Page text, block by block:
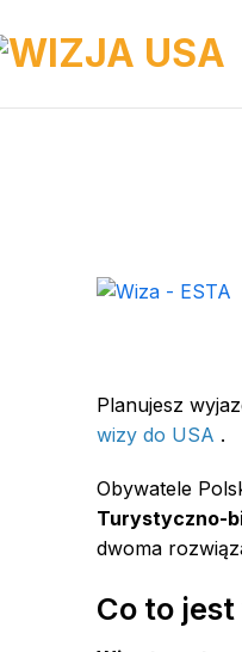
Planujesz
wizy do USA .
Obywatele
Turystyczno-
dwoma
Co to